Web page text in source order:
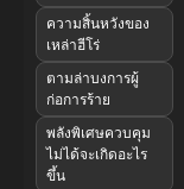
ความสิ้นหวังของ
เหล่าฮีโร่
ตามล่าบงการผู้
ก่อการร้าย
พลังพิเศษควบคุม
ไม่ได้จะเกิดอะไร
ขึ้น